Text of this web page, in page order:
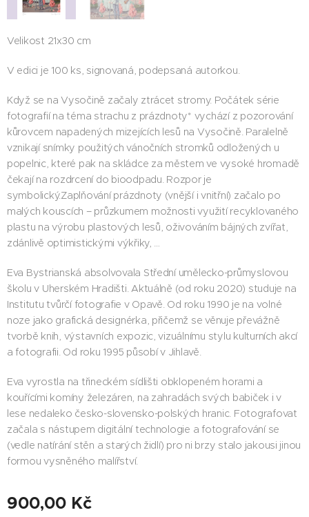
Velikost 21x30 cm
V edici je 100 ks, signovaná, podepsaná autorkou.
Když se na Vysočině začaly ztrácet stromy. Počátek série
fotografií na téma strachu z prázdnoty* vychází z pozorování
kůrovcem napadených mizejících lesů na Vysočině. Paralelně
vznikají snímky použitých vánočních stromků odložených u
popelnic, které pak na skládce za městem ve vysoké hromadě
čekají na rozdrcení do bioodpadu. Rozpor je
symbolický.Zaplňování prázdnoty (vnější i vnitřní) začalo po
malých kouscích – průzkumem možnosti využití recyklovaného
plastu na výrobu plastových lesů, oživováním bájných zvířat,
zdánlivě optimistickými výkřiky, …
Eva Bystrianská absolvovala Střední umělecko-průmyslovou
školu v Uherském Hradišti. Aktuálně (od roku 2020) studuje na
Institutu tvůrčí fotografie v Opavě. Od roku 1990 je na volné
noze jako grafická designérka, přičemž se věnuje převážně
tvorbě knih, výstavních expozic, vizuálnímu stylu kulturních akcí
a fotografii. Od roku 1995 působí v Jihlavě.
Eva vyrostla na třineckém sídlišti obklopeném horami a
kouřícími komíny železáren, na zahradách svých babiček i v
lese nedaleko česko-slovensko-polských hranic. Fotografovat
začala s nástupem digitální technologie a fotografování se
(vedle natírání stěn a starých židlí) pro ni brzy stalo jakousi jinou
formou vysněného malířství.
900,00 Kč